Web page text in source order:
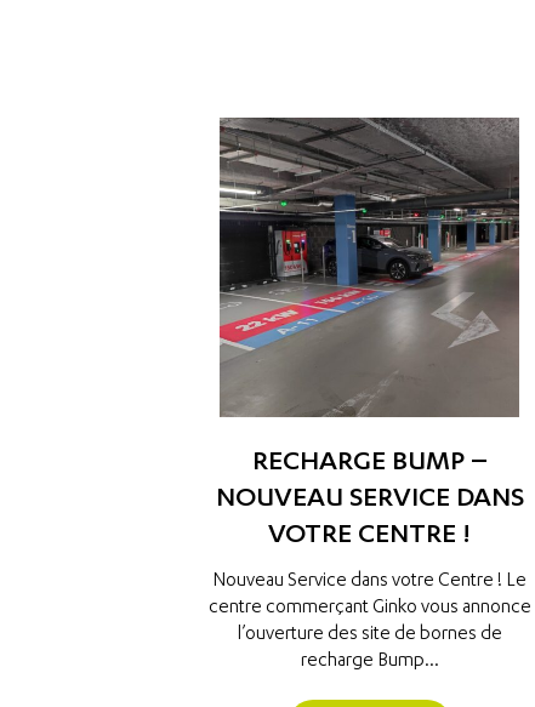
RECHARGE BUMP –
NOUVEAU SERVICE DANS
VOTRE CENTRE !
Nouveau Service dans votre Centre ! Le
centre commerçant Ginko vous annonce
l’ouverture des site de bornes de
recharge Bump...